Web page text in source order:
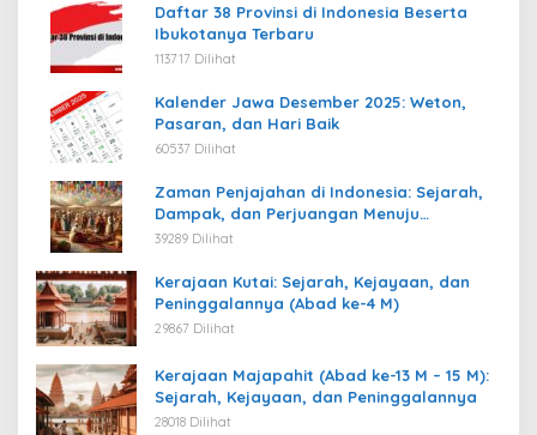
Daftar 38 Provinsi di Indonesia Beserta
Ibukotanya Terbaru
113717 Dilihat
Kalender Jawa Desember 2025: Weton,
Pasaran, dan Hari Baik
60537 Dilihat
Zaman Penjajahan di Indonesia: Sejarah,
Dampak, dan Perjuangan Menuju
Kemerdekaan
39289 Dilihat
Kerajaan Kutai: Sejarah, Kejayaan, dan
Peninggalannya (Abad ke-4 M)
29867 Dilihat
Kerajaan Majapahit (Abad ke-13 M – 15 M):
Sejarah, Kejayaan, dan Peninggalannya
28018 Dilihat